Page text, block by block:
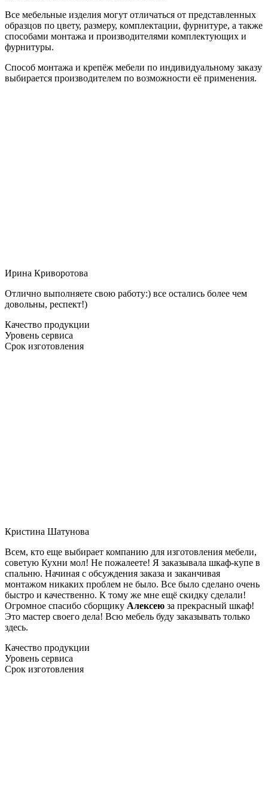
Все мебельные изделия могут отличаться от представленных
образцов по цвету, размеру, комплектации, фурнитуре, а также
способами монтажа и производителями комплектующих и
фурнитуры.
Способ монтажа и крепёж мебели по индивидуальному заказу
выбирается производителем по возможности её применения.
Ирина Криворотова
Отлично выполняете свою работу:) все остались более чем
довольны, респект!)
Качество продукции
Уровень сервиса
Срок изготовления
Кристина Шатунова
Всем, кто еще выбирает компанию для изготовления мебели,
советую Кухни мол! Не пожалеете! Я заказывала шкаф-купе в
спальню. Начиная с обсуждения заказа и заканчивая
монтажом никаких проблем не было. Все было сделано очень
быстро и качественно. К тому же мне ещё скидку сделали!
Огромное спасибо сборщику Алексею за прекрасный шкаф!
Это мастер своего дела! Всю мебель буду заказывать только
здесь.
Качество продукции
Уровень сервиса
Срок изготовления